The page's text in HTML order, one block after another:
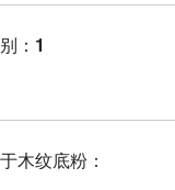
： 1
木纹底粉：